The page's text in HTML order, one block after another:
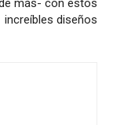
más- con estos
increíbles diseños